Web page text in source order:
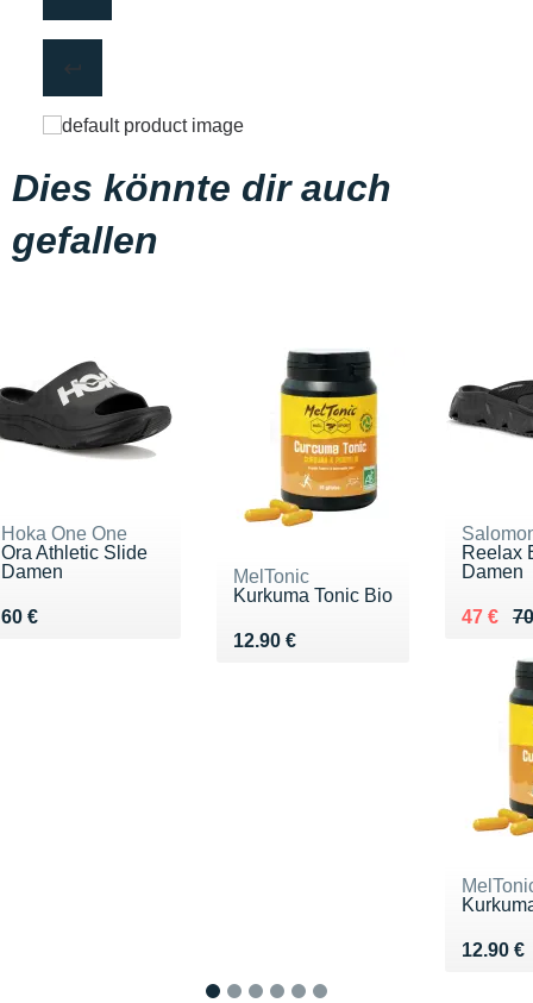
Dies könnte dir auch
gefallen
Hoka One One
Ora Athletic Slide
Damen
60 €
Vendu 60 €
MelTonic
Kurkuma Tonic Bio
12.90 €
Vendu 12.90 €
Reelax
Damen
Au lieu
47 €
Vendu
12.90 €
Vendu